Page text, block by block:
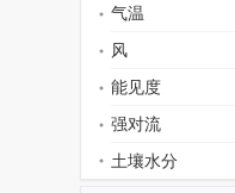
气温
风
能见度
强对流
土壤水分